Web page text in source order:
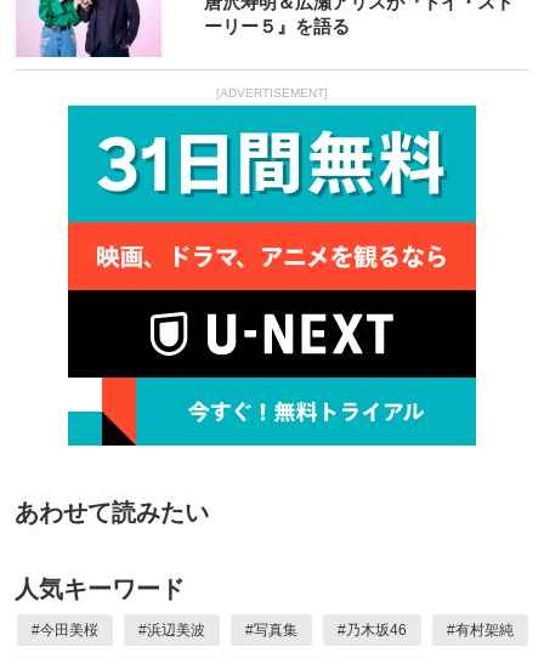
ーリー５』を語る
[ADVERTISEMENT]
あわせて読みたい
人気キーワード
#今田美桜 #浜辺美波 #写真集 #乃木坂46 #有村架純